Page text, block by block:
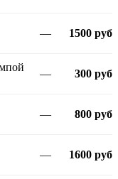
— 1500 руб
— 300 руб
— 800 руб
— 1600 руб